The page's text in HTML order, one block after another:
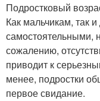
Подростковый
Как мальчикам, так
самостоятельными,
сожалению,
приводит к
менее, подростки
первое свидание.